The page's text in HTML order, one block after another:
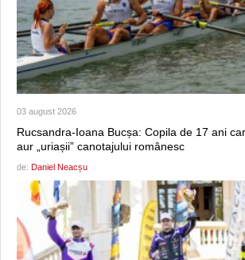
03 august 2026
Rucsandra-Ioana Bucșa: Copila de 17 ani
aur „uriașii” canotajului românesc
de: Daniel Neacșu